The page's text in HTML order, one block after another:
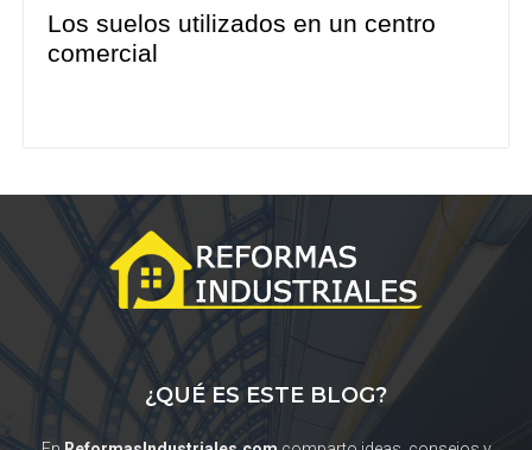
Los suelos utilizados en un centro
comercial
¿QUÉ ES ESTE BLOG?